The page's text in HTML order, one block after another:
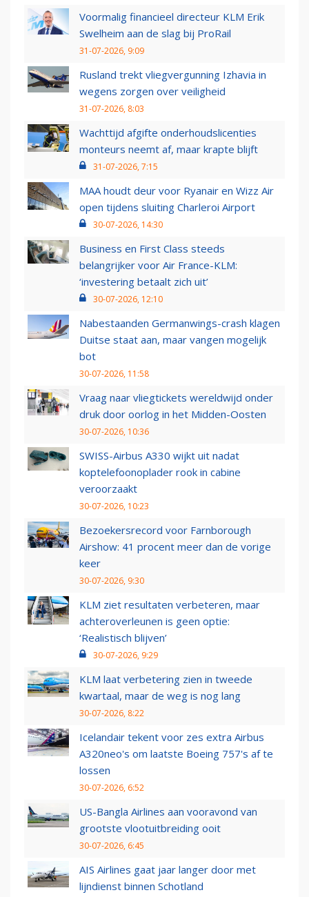
Voormalig financieel directeur KLM Erik
Swelheim aan de slag bij ProRail
31-07-2026, 9:09
Rusland trekt vliegvergunning Izhavia in
wegens zorgen over veiligheid
31-07-2026, 8:03
Wachttijd afgifte onderhoudslicenties
monteurs neemt af, maar krapte blijft
31-07-2026, 7:15
MAA houdt deur voor Ryanair en Wizz Air
open tijdens sluiting Charleroi Airport
30-07-2026, 14:30
Business en First Class steeds
belangrijker voor Air France-KLM:
‘investering betaalt zich uit’
30-07-2026, 12:10
Nabestaanden Germanwings-crash klagen
Duitse staat aan, maar vangen mogelijk
bot
30-07-2026, 11:58
Vraag naar vliegtickets wereldwijd onder
druk door oorlog in het Midden-Oosten
30-07-2026, 10:36
SWISS-Airbus A330 wijkt uit nadat
koptelefoonoplader rook in cabine
veroorzaakt
30-07-2026, 10:23
Bezoekersrecord voor Farnborough
Airshow: 41 procent meer dan de vorige
keer
30-07-2026, 9:30
KLM ziet resultaten verbeteren, maar
achteroverleunen is geen optie:
‘Realistisch blijven’
30-07-2026, 9:29
KLM laat verbetering zien in tweede
kwartaal, maar de weg is nog lang
30-07-2026, 8:22
Icelandair tekent voor zes extra Airbus
A320neo's om laatste Boeing 757's af te
lossen
30-07-2026, 6:52
US-Bangla Airlines aan vooravond van
grootste vlootuitbreiding ooit
30-07-2026, 6:45
AIS Airlines gaat jaar langer door met
lijndienst binnen Schotland